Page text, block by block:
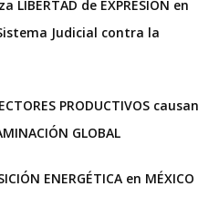
LIBERTAD de EXPRESIÓN en
Judicial contra la
PRODUCTIVOS causan
GLOBAL
ENERGÉTICA en MÉXICO